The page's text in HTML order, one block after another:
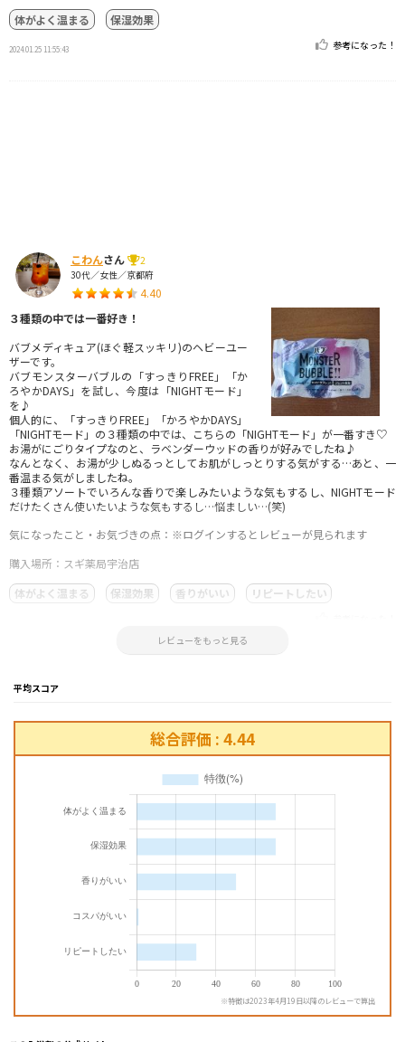
体がよく温まる
保湿効果
2024.01.25 11:55:43 参考になった！
こわんさん
2
30代／女性／京都府
4.40
３種類の中では一番好き！
バブメディキュア(ほぐ軽スッキリ)のヘビーユー
ザーです。
バブモンスターバブルの「すっきりFREE」「か
ろやかDAYS」を試し、今度は「NIGHTモード」
を♪
個人的に、「すっきりFREE」「かろやかDAYS」
「NIGHTモード」の３種類の中では、こちらの「NIGHTモード」が一番すき♡
お湯がにごりタイプなのと、ラベンダーウッドの香りが好みでしたね♪
なんとなく、お湯が少しぬるっとしてお肌がしっとりする気がする…あと、一
番温まる気がしましたね。
３種類アソートでいろんな香りで楽しみたいような気もするし、NIGHTモード
だけたくさん使いたいような気もするし…悩ましい…(笑)
気になったこと・お気づきの点：※ログインするとレビューが見られます
購入場所：スギ薬局宇治店
体がよく温まる
保湿効果 香りがいい リピートしたい
レビューをもっと見る
平均スコア
総合評価 : 4.44
※特徴は2023年4月19日以降のレビューで算出